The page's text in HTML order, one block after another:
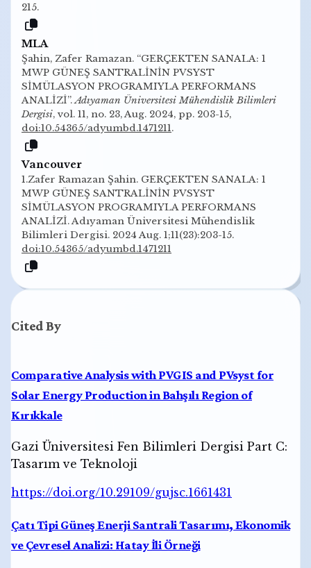
215.
MLA
Şahin, Zafer Ramazan. “GERÇEKTEN SANALA: 1
MWP GÜNEŞ SANTRALİNİN PVSYST
SİMÜLASYON PROGRAMIYLA PERFORMANS
ANALİZİ”.Adıyaman Üniversitesi Mühendislik Bilimleri
Dergisi, vol. 11, no. 23, Aug. 2024, pp. 203-15,
doi:10.54365/adyumbd.1471211.
Vancouver
1.Zafer Ramazan Şahin. GERÇEKTEN SANALA: 1
MWP GÜNEŞ SANTRALİNİN PVSYST
SİMÜLASYON PROGRAMIYLA PERFORMANS
ANALİZİ. Adıyaman Üniversitesi Mühendislik
Bilimleri Dergisi. 2024 Aug. 1;11(23):203-15.
doi:10.54365/adyumbd.1471211
Cited By
Comparative Analysis with PVGIS and PVsyst for
Solar Energy Production in Bahşılı Region of
Kırıkkale
Gazi Üniversitesi Fen Bilimleri Dergisi Part C:
Tasarım ve Teknoloji
https://doi.org/10.29109/gujsc.1661431
Çatı Tipi Güneş Enerji Santrali Tasarımı, Ekonomik
ve Çevresel Analizi: Hatay İli Örneği